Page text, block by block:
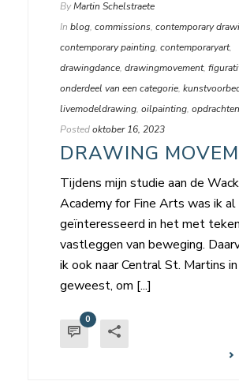
ByMartin Schelstraete
In blog, commissions, contemporary
contemporary painting, contemporaryart,
drawingdance, drawingmovement,
onderdeel van een categorie,
livemodeldrawing, oilpainting, opdrachten
Postedoktober 16, 2023
DRAWING
Tijdens mijn studie aan de
Academy for Fine Arts was ik al
geïnteresseerd in het met
vastleggen van beweging.
ik ook naar Central St. Martins
geweest, om [...]
0